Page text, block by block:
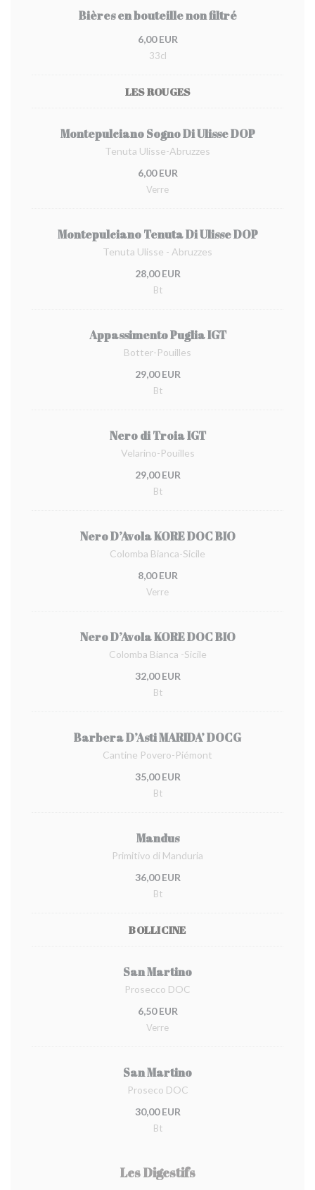
Bières en bouteille non filtré
6,00 EUR
33cl
LES ROUGES
Montepulciano Sogno Di Ulisse DOP
Tenuta Ulisse-Abruzzes
6,00 EUR
Verre
Montepulciano Tenuta Di Ulisse DOP
Tenuta Ulisse - Abruzzes
28,00 EUR
Bt
Appassimento Puglia IGT
Botter-Pouilles
29,00 EUR
Bt
Nero di Troia IGT
Velarino-Pouilles
29,00 EUR
Bt
Nero D’Avola KORE DOC BIO
Colomba Bianca-Sicile
8,00 EUR
Verre
Nero D’Avola KORE DOC BIO
Colomba Bianca -Sicile
32,00 EUR
Bt
Barbera D’Asti MARIDA’ DOCG
Cantine Povero-Piémont
35,00 EUR
Bt
Mandus
Primitivo di Manduria
36,00 EUR
Bt
BOLLICINE
San Martino
Prosecco DOC
6,50 EUR
Verre
San Martino
Proseco DOC
30,00 EUR
Bt
Les Digestifs